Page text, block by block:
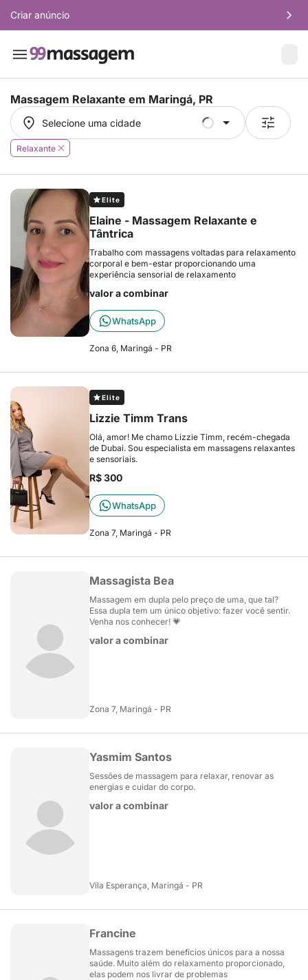
Criar anúncio
Massagem Relaxante em Maringá, PR
Selecione uma cidade
Selecione uma cidade
Relaxante
Elite
Elaine - Massagem Relaxante e
Tântrica
Trabalho com massagens voltadas para relaxamento
corporal e bem-estar proporcionando uma
experiência sensorial de relaxamento
valor a combinar
WhatsApp
Zona 6, Maringá - PR
Elite
Lizzie Timm Trans
Olá, amor! Me chamo Lizzie Timm, recém-chegada
de Dubai. Sou especialista em massagens relaxantes
e sensoriais.
R$ 300
WhatsApp
Zona 7, Maringá - PR
Massagista Bea
Massagem em dupla pelo preço de uma, que tal?
Essa dupla tem um único objetivo: fazer você sentir.
Venha nos conhecer! 💗
valor a combinar
Zona 7, Maringá - PR
Yasmim Santos
Sessões de massagem para relaxar, renovar as
energias e cuidar do corpo.
valor a combinar
Vila Esperança, Maringá - PR
Francine
Massagens trazem benefícios únicos para a nossa
saúde. Muito além do relaxamento proporcionado,
elas podem nos livrar de problemas